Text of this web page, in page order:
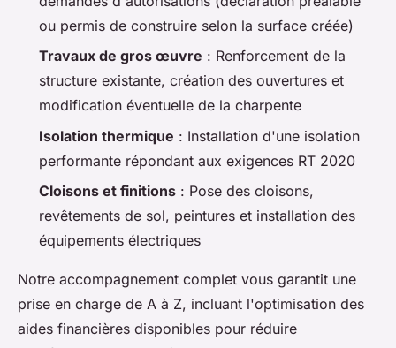
ou permis de construire selon la surface créée)
Travaux de gros œuvre : Renforcement de la
structure existante, création des ouvertures et
modification éventuelle de la charpente
Isolation thermique : Installation d'une isolation
performante répondant aux exigences RT 2020
Cloisons et finitions : Pose des cloisons,
revêtements de sol, peintures et installation des
équipements électriques
Notre accompagnement complet vous garantit une
prise en charge de A à Z, incluant l'optimisation des
aides financières disponibles pour réduire